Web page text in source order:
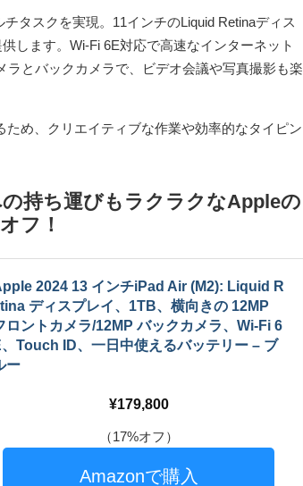
タスクを実現。11インチのLiquid Retinaディス
します。Wi-Fi 6E対応で高速なインターネット
とバックカメラで、ビデオ会議や写真撮影も楽
め、クリエイティブな作業や効率的なタイピン
持ち運びもラクラクなAppleの
フ！
2024 13 インチiPad Air (M2): Liquid R
ディスプレイ、1TB、横向きの 12MP
ロントカメラ/12MP バックカメラ、Wi-Fi 6
、Touch ID、一日中使えるバッテリー – ブ
ー
179,800
（17%オフ）